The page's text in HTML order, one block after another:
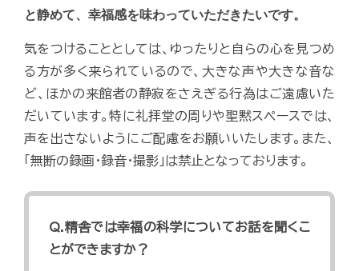
と静めて、幸福感を味わっていただきたいです。
気をつけることとしては、ゆったりと自らの心を見つめ
る方が多く来られているので、大きな声や大きな音な
ど、ほかの来館者の静寂をさえぎる行為はご遠慮いた
だいています。特に礼拝堂の周りや聖黙スペースでは、
声を出さないようにご配慮をお願いいたします。また、
「無断の録画・録音・撮影」は禁止となっております。
Q.精舎では幸福の科学についてお話を聞くこ
とができますか？